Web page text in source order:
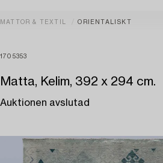
MATTOR & TEXTIL ORIENTALISKT
1705353
Matta, Kelim, 392 x 294 cm.
Auktionen avslutad